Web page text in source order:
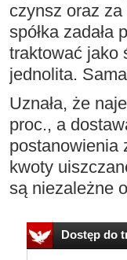
czynsz oraz
spółka
traktować jako
jednolita.
Uznała, że
proc., a
postanowienia
kwoty
są niezależne
Dostęp do